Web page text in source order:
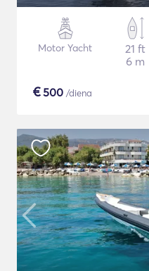
Motor Yacht
21 ft
6 m
€500 /diena